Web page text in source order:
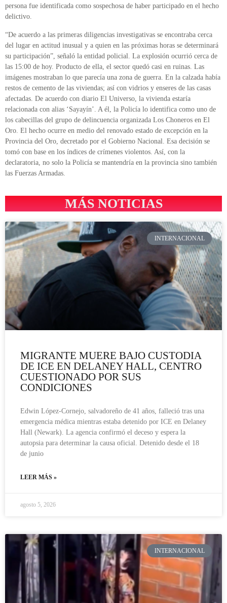
persona fue identificada como sospechosa de haber participado en el hecho
delictivo.
“De acuerdo a las primeras diligencias investigativas se encontraba cerca
del lugar en actitud inusual y a quien en las próximas horas se determinará
su participación”, señaló la entidad policial. La explosión ocurrió cerca de
las 15:00 de hoy. Producto de ella, el sector quedó casi en ruinas. Las
imágenes mostraban lo que parecía una zona de guerra. En la calzada había
restos de cemento de las viviendas; así con vidrios y enseres de las casas
afectadas. De acuerdo con diario El Universo, la vivienda estaría
relacionada con alias ‘Sayayín’. A él, la Policía lo identifica como uno de
los cabecillas del grupo de delincuencia organizada Los Choneros en El
Oro. El hecho ocurre en medio del renovado estado de excepción en la
Provincia del Oro, decretado por el Gobierno Nacional. Esa decisión se
tomó con base en los índices de crímenes violentos. Así, con la
declaratoria, no solo la Policía se mantendría en la provincia sino también
las Fuerzas Armadas.
MÁS NOTICIAS
INTERNACIONAL
MIGRANTE MUERE BAJO CUSTODIA
DE ICE EN DELANEY HALL, CENTRO
CUESTIONADO POR SUS
CONDICIONES
Edwin López-Cornejo, salvadoreño de 41 años, falleció tras una
emergencia médica mientras estaba detenido por ICE en Delaney
Hall (Newark). La agencia confirmó el deceso y espera la
autopsia para determinar la causa oficial. Detenido desde el 18
de junio
LEER MÁS »
agosto 5, 2026
INTERNACIONAL